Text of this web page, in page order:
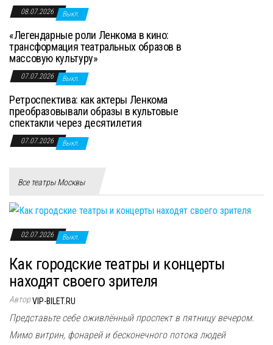
08.07.2026 Выкл.
«Легендарные роли Ленкома в кино:
трансформация театральных образов в
массовую культуру»
07.07.2026 Выкл.
Ретроспектива: как актеры Ленкома
преобразовывали образы в культовые
спектакли через десятилетия
07.07.2026 Выкл.
Все театры Москвы
02.07.2026 Выкл.
Как городские театры и концерты
находят своего зрителя
АвторVIP-BILET.RU
Представьте себе оживлённый проспект в пятницу вечером.
Мимо витрин, фонарей и бесконечного потока людей